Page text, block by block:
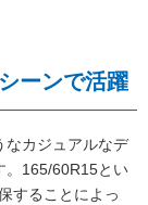
ーンで活躍
なカジュアルなデ
。165/60R15とい
することによっ